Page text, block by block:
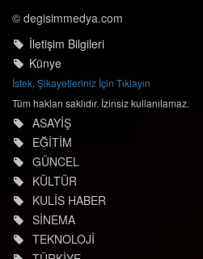
© degisimmedya.com
İletişim Bilgileri
Künye
İstek, Şikayetleriniz İçin Tıklayın
Tüm hakları saklıdır. İzinsiz kullanılamaz.
ASAYİŞ
EĞİTİM
GÜNCEL
KÜLTÜR
KULİS HABER
SİNEMA
TEKNOLOJİ